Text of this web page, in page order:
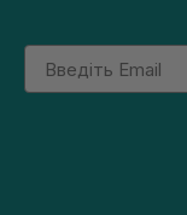
Email